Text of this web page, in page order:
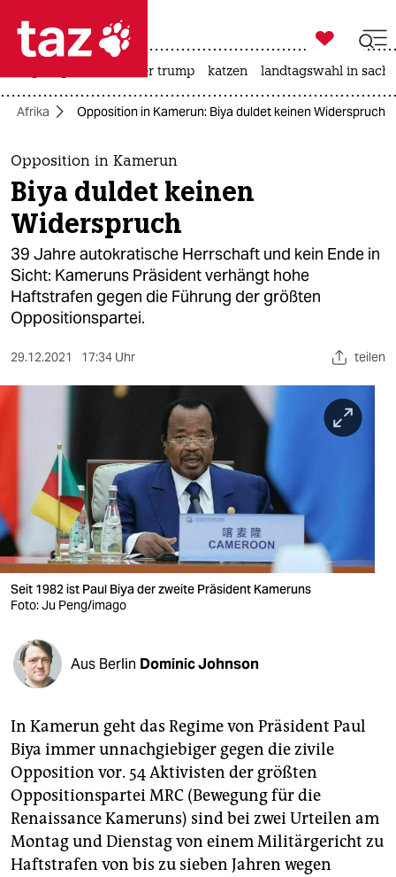
 taz zahl ich
taz zahl ich
themen
politik
öko
gesellschaft
kultur
sport
wahrheit
verlag
verlag
veranstaltungen
fragen & hilfe
unterstützen
abo
genossenschaft
epaper login

taz zahl ich
usa unter trump katzen landtagswahl in
Afrika Opposition in Kamerun: Biya duldet keinen Widerspruch
Opposition in Kamerun
Biya duldet keinen
Widerspruch
39 Jahre autokratische Herrschaft und kein Ende in
Sicht: Kameruns Präsident verhängt hohe
Haftstrafen gegen die Führung der größten
Oppositionspartei.
29.12.2021 17:34 Uhr teilen
Seit 1982 ist Paul Biya der zweite Präsident Kameruns
Foto: Ju Peng/imago
Aus Berlin Dominic Johnson
In Kamerun geht das Regime von Präsident Paul
Biya immer unnachgiebiger gegen die zivile
Opposition vor. 54 Aktivisten der größten
Oppositionspartei MRC (Bewegung für die
Renaissance Kameruns) sind bei zwei Urteilen am
Montag und Dienstag von einem Militärgericht zu
Haftstrafen von bis zu sieben Jahren wegen